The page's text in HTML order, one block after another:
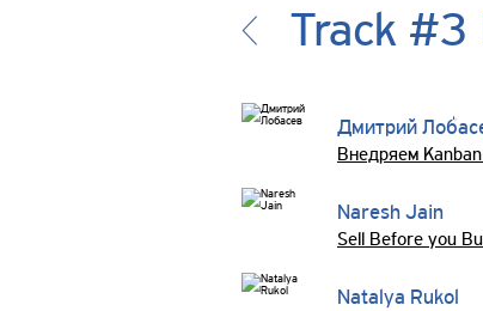
Track #3
Дмитрий
Внедряем
Naresh Jain
Sell Before you
Natalya Rukol